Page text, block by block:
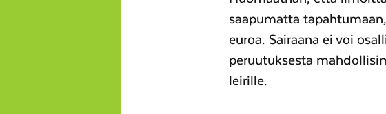
saapumatta
euroa. Sairaana ei voi
peruutuksesta
leirille.